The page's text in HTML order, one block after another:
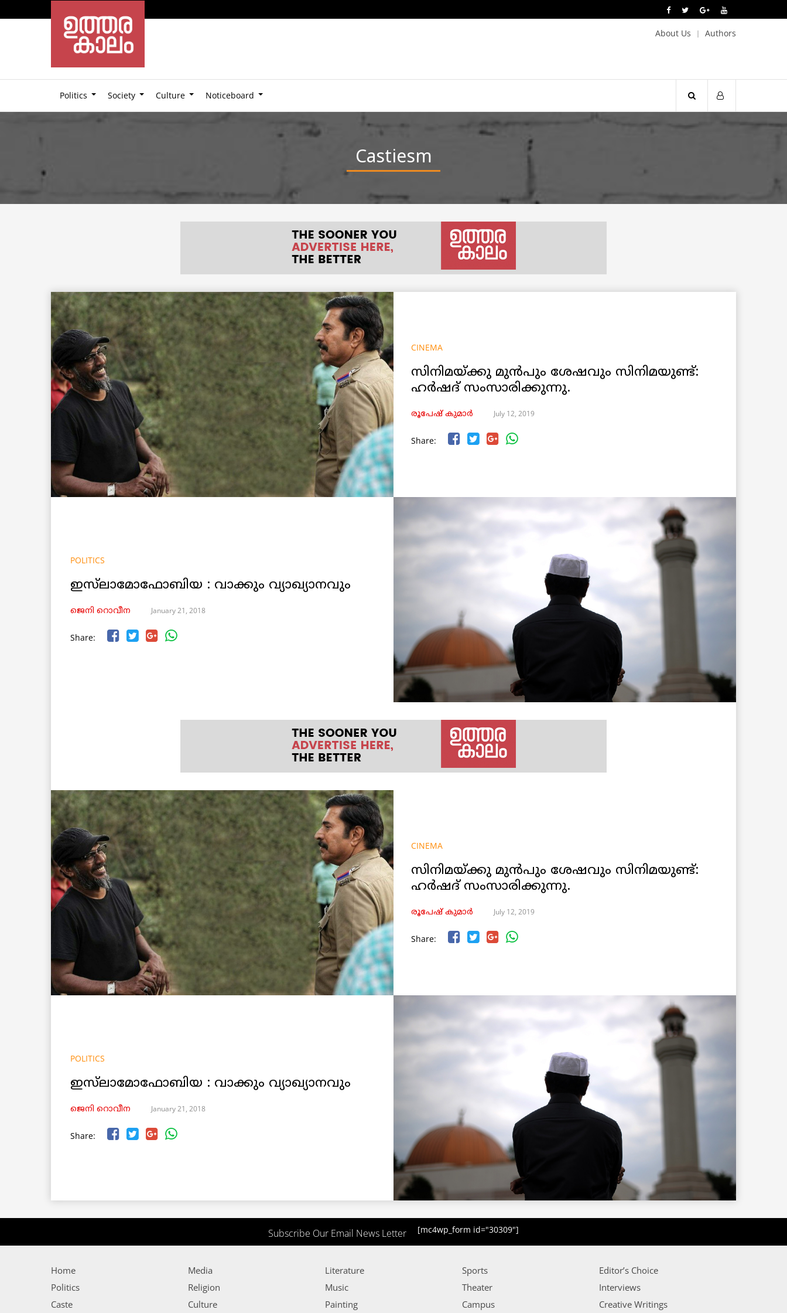
About Us Authors
Politics Society Culture Noticeboard
Castiesm
CINEMA
സിനിമയ്ക്കു മുൻപും ശേഷവും സിനിമയുണ്ട്:
ഹർഷദ് സംസാരിക്കുന്നു.
രൂപേഷ്‌ കുമാര്‍ July 12, 2019
Share:
POLITICS
ഇസ്‌ലാമോഫോബിയ : വാക്കും വ്യാഖ്യാനവും
ജെനി റൊവീന January 21, 2018
Share:
CINEMA
സിനിമയ്ക്കു മുൻപും ശേഷവും സിനിമയുണ്ട്:
ഹർഷദ് സംസാരിക്കുന്നു.
രൂപേഷ്‌ കുമാര്‍ July 12, 2019
Share:
POLITICS
ഇസ്‌ലാമോഫോബിയ : വാക്കും വ്യാഖ്യാനവും
ജെനി റൊവീന January 21, 2018
Share:
Subscribe Our Email News Letter [mc4wp_form id="30309"]
Home
Politics
Caste
Media
Religion
Culture
Literature
Music
Painting
Sports
Theater
Campus
Editor’s Choice
Interviews
Creative Writings